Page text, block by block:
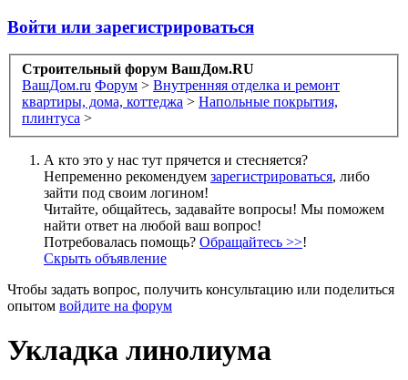
Войти или зарегистрироваться
Строительный форум ВашДом.RU
ВашДом.ru Форум > Внутренняя отделка и ремонт
квартиры, дома, коттеджа > Напольные покрытия,
плинтуса >
А кто это у нас тут прячется и стесняется?
Непременно рекомендуем зарегистрироваться, либо
зайти под своим логином!
Читайте, общайтесь, задавайте вопросы! Мы поможем
найти ответ на любой ваш вопрос!
Потребовалась помощь? Обращайтесь >>!
Скрыть объявление
Чтобы задать вопрос, получить консультацию или поделиться
опытом войдите на форум
Укладка линолиума